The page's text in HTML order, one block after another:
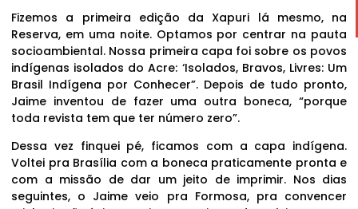
Fizemos a primeira edição da Xapuri lá mesmo, na
Reserva, em uma noite. Optamos por centrar na pauta
socioambiental. Nossa primeira capa foi sobre os povos
indígenas isolados do Acre: ‘Isolados, Bravos, Livres: Um
Brasil Indígena por Conhecer”. Depois de tudo pronto,
Jaime inventou de fazer uma outra boneca, “porque
toda revista tem que ter número zero”.
Dessa vez finquei pé, ficamos com a capa indígena.
Voltei pra Brasília com a boneca praticamente pronta e
com a missão de dar um jeito de imprimir. Nos dias
seguintes, o Jaime veio pra Formosa, pra convencer